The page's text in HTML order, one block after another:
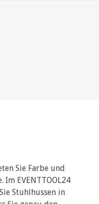
Sie Farbe und
EVENTTOOL24
Stuhlhussen in